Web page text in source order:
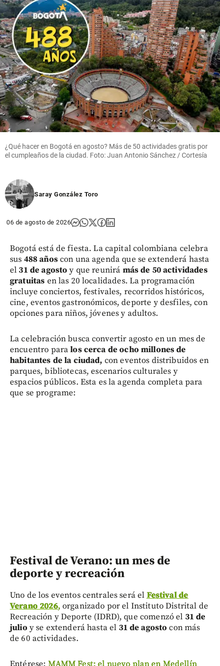
¿Qué hacer en Bogotá en agosto? Más de 50 actividades gratis por
el cumpleaños de la ciudad. Foto: Juan Antonio Sánchez / Cortesía
Saray González Toro
06 de agosto de 2026
Bogotá está de fiesta. La capital colombiana celebra
sus 488 añoscon una agenda que se extenderá hasta
el31 de agosto y que reunirá más de 50 actividades
gratuitas en las 20 localidades. La programación
incluye conciertos, festivales, recorridos históricos,
cine, eventos gastronómicos, deporte y desfiles, con
opciones para niños, jóvenes y adultos.
La celebración busca convertir agosto en un mes de
encuentro paralos cerca de ocho millones de
habitantes de la ciudad, con eventos distribuidos en
parques, bibliotecas, escenarios culturales y
espacios públicos. Esta es la agenda completa para
que se programe:
Festival de Verano: un mes de
deporte y recreación
Uno de los eventos centrales será el Festival de
Verano 2026, organizado por el Instituto Distrital de
Recreación y Deporte (IDRD), que comenzó el 31 de
julio y se extenderá hasta el 31 de agosto con más
de 60 actividades.
Entérese: MAMM Fest: el nuevo plan en Medellín